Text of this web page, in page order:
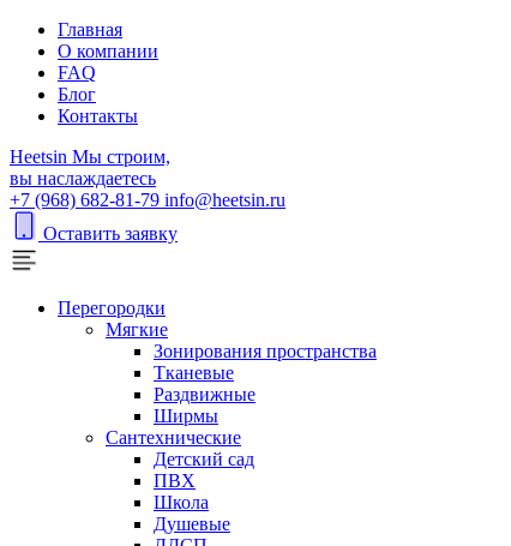
Главная
О компании
FAQ
Блог
Контакты
Heetsin Мы строим,
вы наслаждаетесь
+7 (968) 682-81-79 info@heetsin.ru
Оставить заявку
Перегородки
Мягкие
Зонирования пространства
Тканевые
Раздвижные
Ширмы
Сантехнические
Детский сад
ПВХ
Школа
Душевые